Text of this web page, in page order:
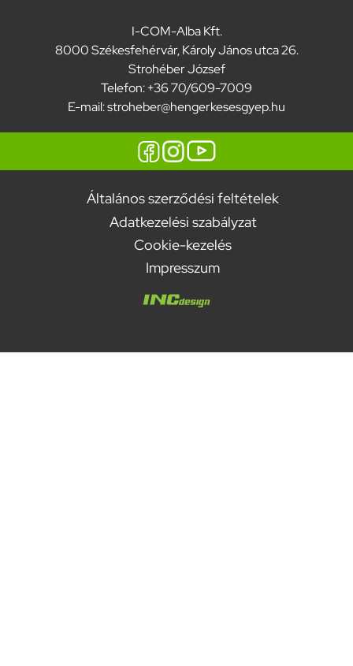
I-COM-Alba Kft.
8000 Székesfehérvár, Károly János utca 26.
Strohéber József
Telefon: +36 70/609-7009
E-mail:stroheber@hengerkesesgyep.hu
Általános szerződési feltételek
Adatkezelési szabályzat
Cookie-kezelés
Impresszum